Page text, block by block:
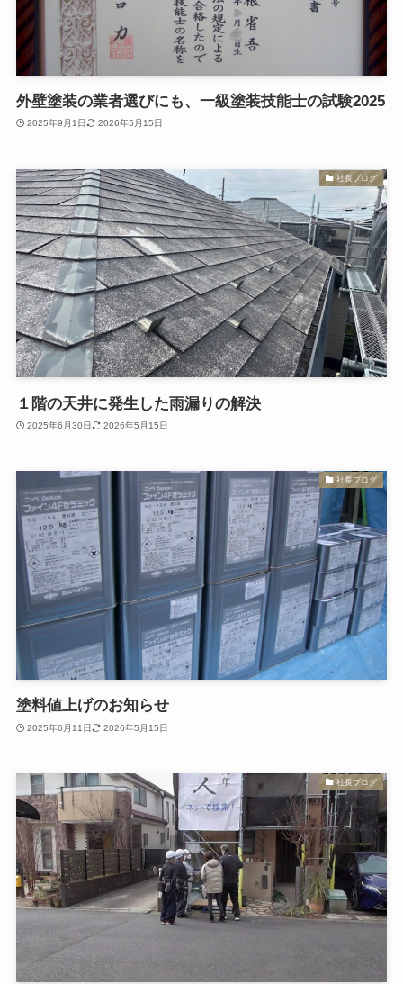
外壁塗装の業者選びにも、一級塗装技能士の試験2025
2025年9月1日 2026年5月15日
社長ブログ
１階の天井に発生した雨漏りの解決
2025年6月30日 2026年5月15日
社長ブログ
塗料値上げのお知らせ
2025年6月11日 2026年5月15日
社長ブログ